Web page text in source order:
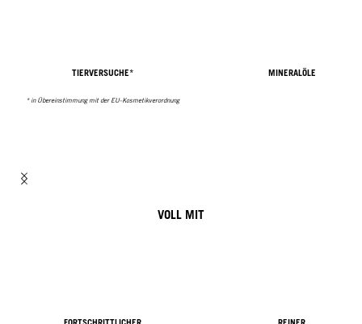
TIERVERSUCHE*
* in Übereinstimmung mit der EU-Kosmetikverordnung
MINERALÖLE
VOLL MIT